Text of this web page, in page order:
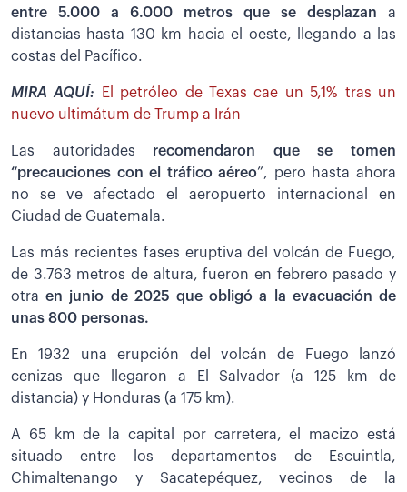
entre 5.000 a 6.000 metros que se desplazan a
distancias hasta 130 km hacia el oeste, llegando a las
costas del Pacífico.
MIRA AQUÍ:
El petróleo de Texas cae un 5,1% tras un
nuevo ultimátum de Trump a Irán
Las autoridades recomendaron que se tomen
“precauciones con el tráfico aéreo”, pero hasta ahora
no se ve afectado el aeropuerto internacional en
Ciudad de Guatemala.
Las más recientes fases eruptiva del volcán de Fuego,
de 3.763 metros de altura, fueron en febrero pasado y
otraen junio de 2025 que obligó a la evacuación de
unas 800 personas.
En 1932 una erupción del volcán de Fuego lanzó
cenizas que llegaron a El Salvador (a 125 km de
distancia) y Honduras (a 175 km).
A 65 km de la capital por carretera, el macizo está
situado entre los departamentos de Escuintla,
Chimaltenango y Sacatepéquez, vecinos de la